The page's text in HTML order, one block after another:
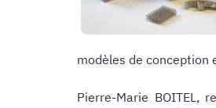
modèles de conception
Pierre-Marie BOITEL,